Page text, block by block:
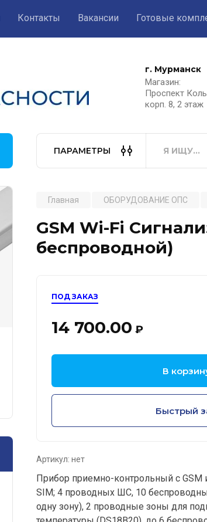
Контакты Вакансии Готовые
г. Мурманск
Магазин:​
Проспект
корп. 8, 2 этаж
ПАРАМЕТРЫ
Главная ОБОРУДОВАНИЕ ОПС
GSM Wi-Fi
беспроводной)
ПОД ЗАКАЗ
14 700.00 ₽
В
Быстрый
Артикул: нет
Прибор приемно-контрольный с GSM
SIM; 4 проводных ШС, 10
одну зону), 2 проводные зоны для